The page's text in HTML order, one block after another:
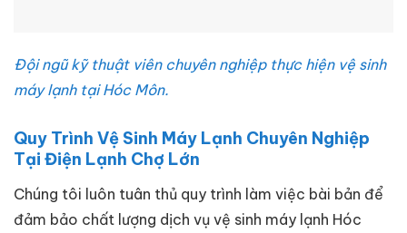
Đội ngũ kỹ thuật viên chuyên nghiệp thực hiện vệ sinh
máy lạnh tại Hóc Môn.
Quy Trình Vệ Sinh Máy Lạnh Chuyên Nghiệp
Tại Điện Lạnh Chợ Lớn
Chúng tôi luôn tuân thủ quy trình làm việc bài bản để
đảm bảo chất lượng dịch vụ vệ sinh máy lạnh Hóc